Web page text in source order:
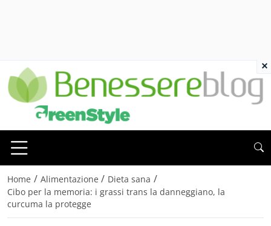
Home / Alimentazione / Dieta sana /
Cibo per la memoria: i grassi trans la danneggiano, la
curcuma la protegge
×